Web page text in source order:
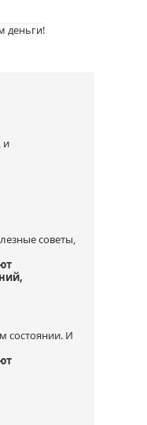
деньги!
и
советы,
состоянии. И